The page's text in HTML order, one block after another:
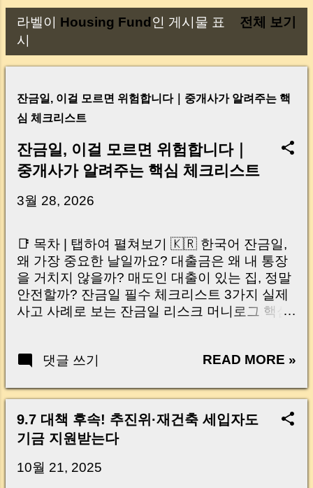
글
라벨이 Housing Fund 인 게시물 표
시
전체 보기
잔금일, 이걸 모르면 위험합니다｜중개사가 알려주는 핵
심 체크리스트
잔금일, 이걸 모르면 위험합니다｜
중개사가 알려주는 핵심 체크리스트
3월 28, 2026
📑 목차 | 탭하여 펼쳐보기 🇰🇷 한국어 잔금일,
왜 가장 중요한 날일까요? 대출금은 왜 내 통장
을 거치지 않을까? 매도인 대출이 있는 집, 정말
안전할까? 잔금일 필수 체크리스트 3가지 실제
사고 사례로 보는 잔금일 리스크 머니로그 핵심
Your Account Is It Safe If the Seller Has a
Real Risks and Mistakes to Avoid MoneyLog
Key Takeaway 혹시 이런 생각 해보신 적 있으
신가요? “잔금일… 그냥 돈 보내고 끝나는 거 아
닌가요?” 하지만 현장에서 보면 전혀 그렇지 않
습니다. 잔금일은 ‘서류 몇 장 처리하는 날’이 아
댓글 쓰기 READ MORE »
9.7 대책 후속! 추진위·재건축 세입자도
기금 지원받는다
10월 21, 2025